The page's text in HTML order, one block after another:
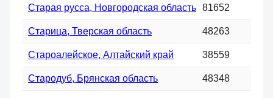
Старая русса, Новгородская область 81652
Старица, Тверская область 48263
Староалейское, Алтайский край 38559
Стародуб, Брянская область 48348